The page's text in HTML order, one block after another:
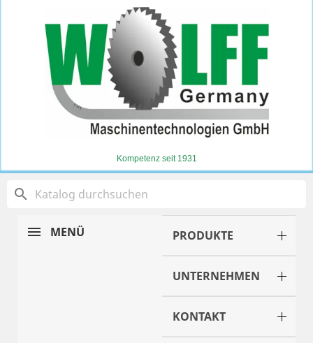
Kompetenz seit 1931
search
MENÜ PRODUKTE
UNTERNEHMEN
KONTAKT